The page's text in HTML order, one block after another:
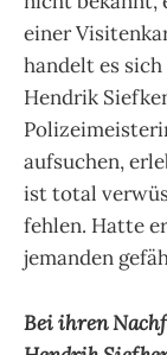
einer
handelt es
Hendrik
aufsuchen,
ist total
fehlen. Hatte
jemanden
Bei ihren